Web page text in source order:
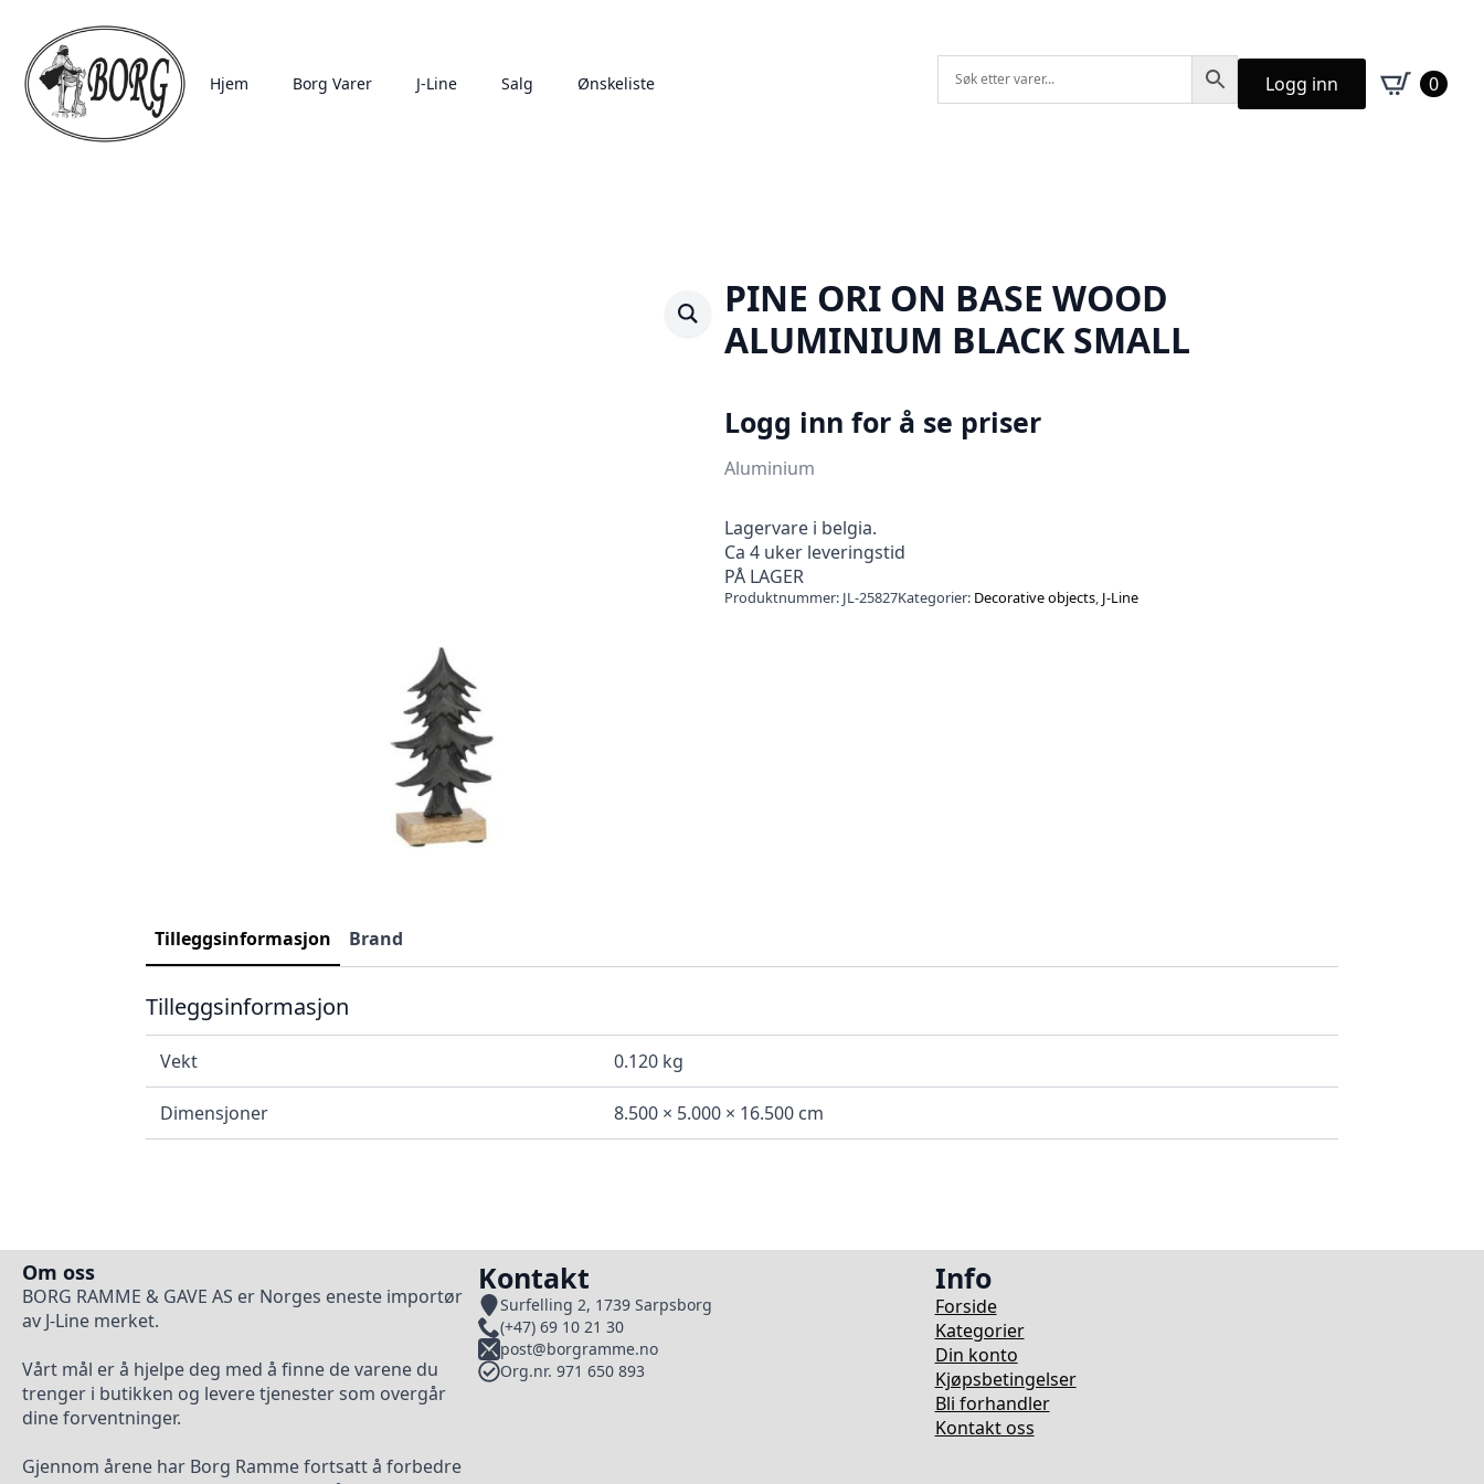
Hjem Borg Varer J-Line Salg Ønskeliste Logg inn 0
PINE ORI ON BASE WOOD
ALUMINIUM BLACK SMALL
Logg inn for å se priser
Aluminium
Lagervare i belgia.
Ca 4 uker leveringstid
PÅ LAGER
Produktnummer: JL-25827Kategorier: Decorative objects, J-Line
Tilleggsinformasjon Brand
Tilleggsinformasjon
Vekt 0.120 kg
Dimensjoner 8.500 × 5.000 × 16.500 cm
Om oss
BORG RAMME & GAVE AS er Norges eneste importør
av J-Line merket.
Vårt mål er å hjelpe deg med å finne de varene du
trenger i butikken og levere tjenester som overgår
dine forventninger.
Gjennom årene har Borg Ramme fortsatt å forbedre
Kontakt
Surfelling 2, 1739 Sarpsborg
(+47) 69 10 21 30
post@borgramme.no
Org.nr. 971 650 893
Info
Forside
Kategorier
Din konto
Kjøpsbetingelser
Bli forhandler
Kontakt oss